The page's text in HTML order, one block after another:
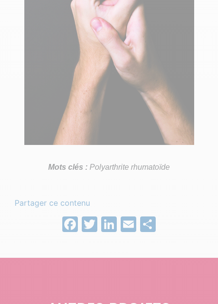
Mots clés : Polyarthrite rhumatoïde
Partager ce contenu
Facebook
Twitter
LinkedIn
Email